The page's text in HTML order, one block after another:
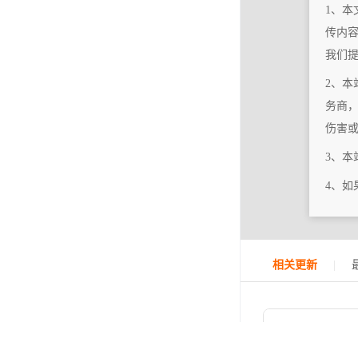
1、本
传内
我们
2、本
务商
伤害
3、本
4、如
相关更新